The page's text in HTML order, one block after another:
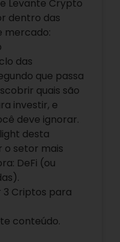
Levante Crypto
dentro das
mercado:
das
que passa
quais são
investir, e
deve ignorar.
desta
o setor mais
DeFi (ou
Criptos para
conteúdo.